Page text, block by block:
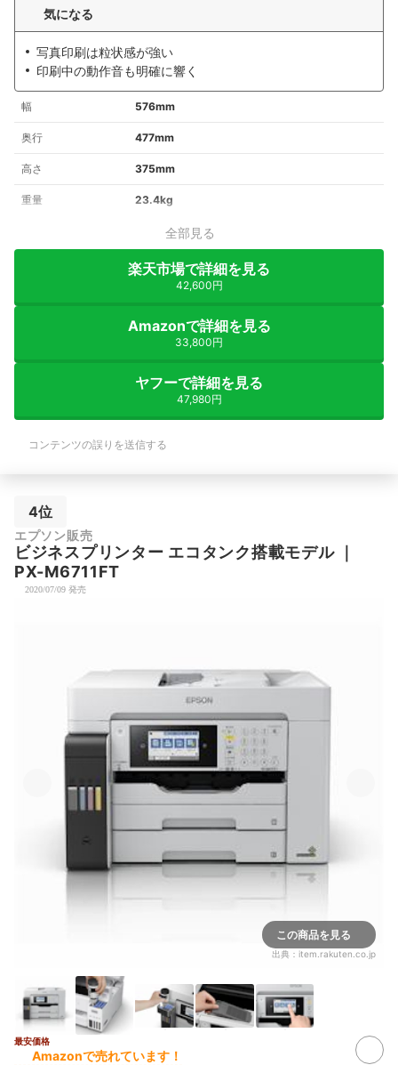
気になる
写真印刷は粒状感が強い
印刷中の動作音も明確に響く
幅 576mm
奥行 477mm
高さ 375mm
重量 23.4kg
全部見る
楽天市場で詳細を見る
42,600円
Amazonで詳細を見る
33,800円
ヤフーで詳細を見る
47,980円
コンテンツの誤りを送信する
4位
エプソン販売
ビジネスプリンター エコタンク搭載モデル｜
PX-M6711FT
2020/07/09 発売
この商品を見る
出典： item.rakuten.co.jp
最安価格
Amazonで売れています！